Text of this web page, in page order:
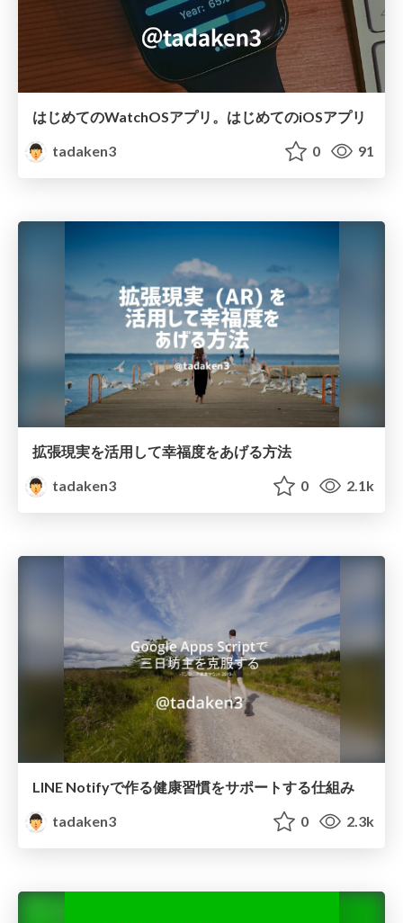
はじめてのWatchOSアプリ。はじめてのiOSアプリ
tadaken3
0 91
拡張現実を活用して幸福度をあげる方法
tadaken3
0 2.1k
LINE Notifyで作る健康習慣をサポートする仕組み
tadaken3
0 2.3k